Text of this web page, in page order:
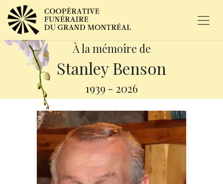
À la mémoire de
Stanley Benson
1939 - 2026